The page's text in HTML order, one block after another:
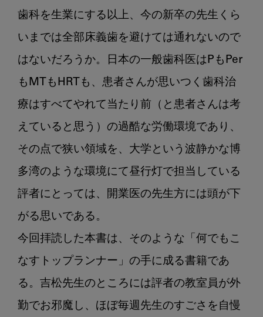
歯科を生業にする以上、今の新卒の先生くら
いまでは全部床義歯を避けては通れないので
はないだろうか。日本の一般歯科医はPもPer
もMTもHRTも、患者さんが思いつく歯科治
療はすべてやれて当たり前（と患者さんは考
えていると思う）の過酷な労働環境であり、
その点で狭い領域を、大学という波静かな博
多湾のような環境にて昼行灯で担当している
評者にとっては、開業医の先生方には頭が下
がる思いである。
今回拝読した本書は、そのような「何でもこ
なすトップランナー」の手に成る書籍であ
る。吉松先生のところには評者の教室員が外
勤でお邪魔し、ほぼ毎週先生のすごさを自慢